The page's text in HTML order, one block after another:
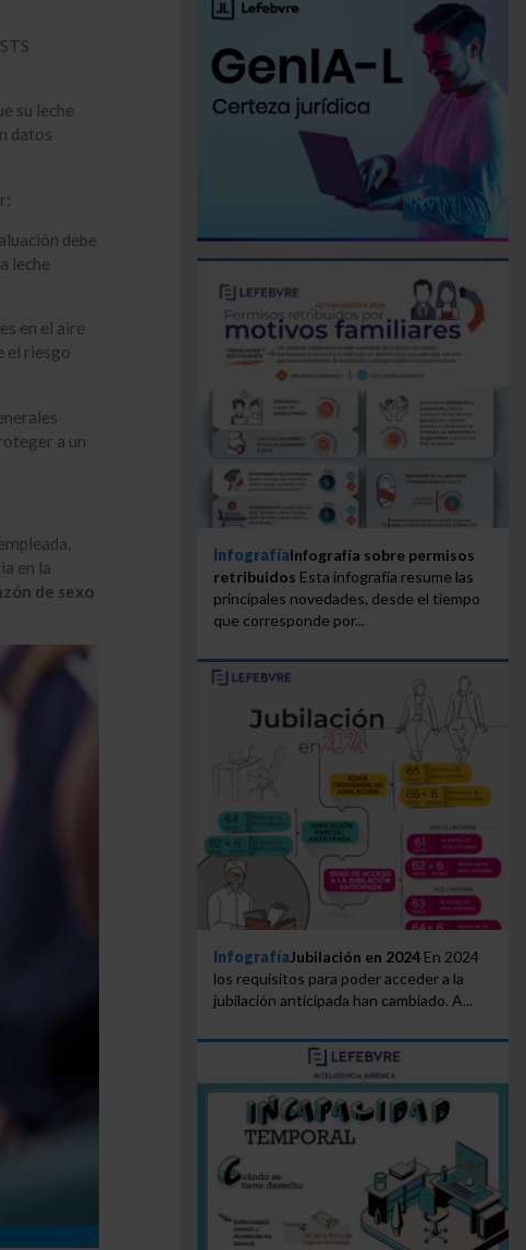
su leche
datos
:
debe
leche
en el aire
el riesgo
a un
en la
de sexo
InfografíaInfografía sobre permisos
retribuidos Esta infografía resume las
principales novedades, desde el tiempo
que corresponde por...
InfografíaJubilación en 2024En 2024
los requisitos para poder acceder a la
jubilación anticipada han cambiado. A...